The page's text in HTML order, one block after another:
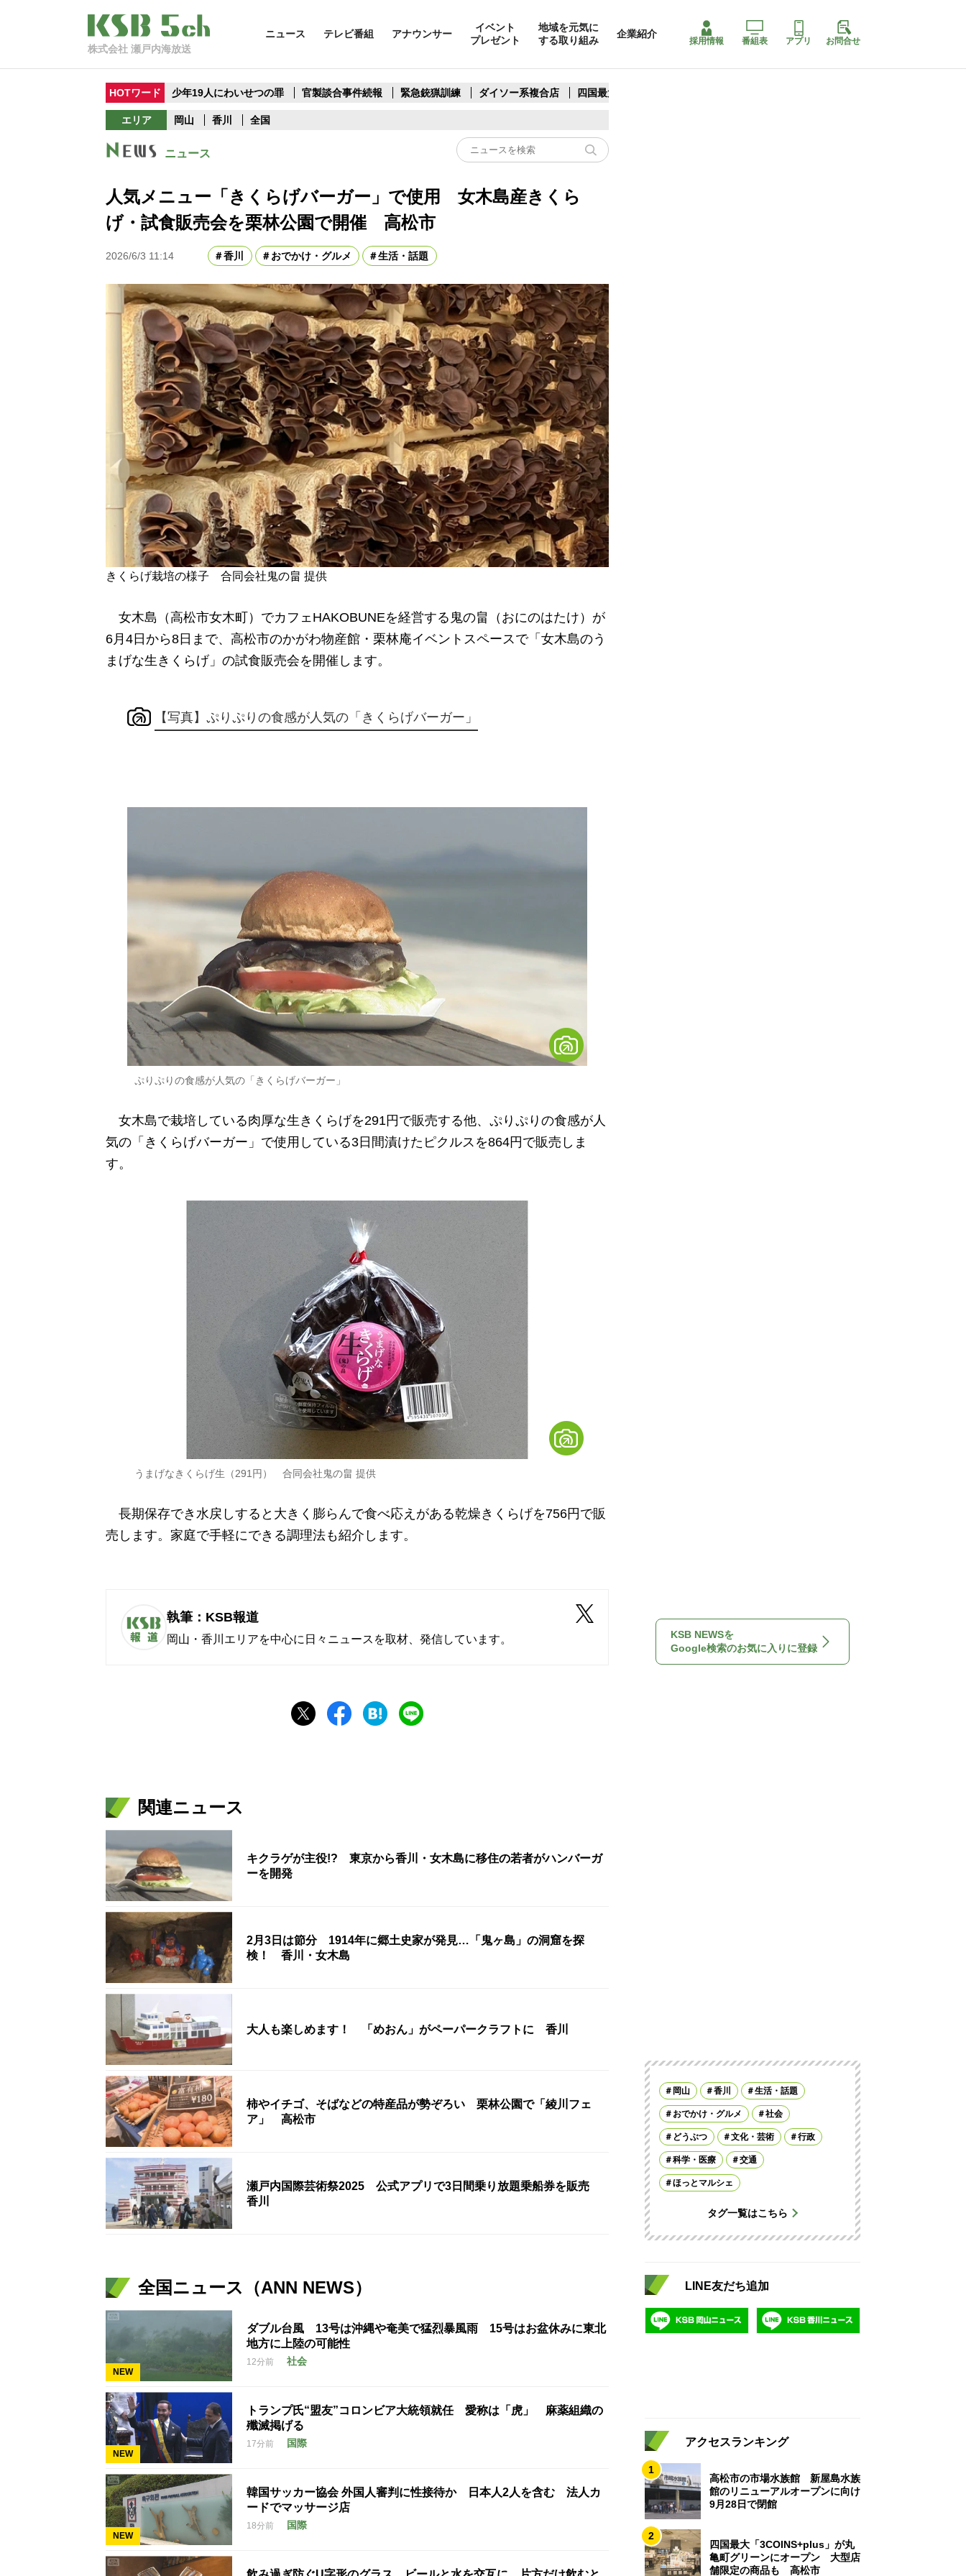
株式会社 瀬戸内海放送
ニュース テレビ番組 アナウンサー
イベント
プレゼント
地域を元気に
する取り組み
企業紹介
採用情報 番組表 アプリ お問合せ
HOTワード 少年19人にわいせつの罪 官製談合事件続報 緊急銃猟訓練 ダイソー系複合店 四国最大スリコ
エリア 岡山 香川 全国
ニュース
人気メニュー「きくらげバーガー」で使用 女木島産きくら
げ・試食販売会を栗林公園で開催 高松市
2026/6/3 11:14 香川 おでかけ・グルメ 生活・話題
きくらげ栽培の様子 合同会社鬼の畠 提供
女木島（高松市女木町）でカフェHAKOBUNEを経営する鬼の畠（おにのはたけ）が
6月4日から8日まで、高松市のかがわ物産館・栗林庵イベントスペースで「女木島のう
まげな生きくらげ」の試食販売会を開催します。
【写真】ぷりぷりの食感が人気の「きくらげバーガー」
ぷりぷりの食感が人気の「きくらげバーガー」
女木島で栽培している肉厚な生きくらげを291円で販売する他、ぷりぷりの食感が人
気の「きくらげバーガー」で使用している3日間漬けたピクルスを864円で販売しま
す。
うまげなきくらげ生（291円） 合同会社鬼の畠 提供
長期保存でき水戻しすると大きく膨らんで食べ応えがある乾燥きくらげを756円で販
売します。家庭で手軽にできる調理法も紹介します。
執筆：KSB報道
岡山・香川エリアを中心に日々ニュースを取材、発信しています。
関連ニュース
キクラゲが主役!? 東京から香川・女木島に移住の若者がハンバーガ
ーを開発
2月3日は節分 1914年に郷土史家が発見…「鬼ヶ島」の洞窟を探
検！ 香川・女木島
大人も楽しめます！ 「めおん」がペーパークラフトに 香川
柿やイチゴ、そばなどの特産品が勢ぞろい 栗林公園で「綾川フェ
ア」 高松市
瀬戸内国際芸術祭2025 公式アプリで3日間乗り放題乗船券を販売
香川
全国ニュース（ANN NEWS）
NEW
ダブル台風 13号は沖縄や奄美で猛烈暴風雨 15号はお盆休みに東北
地方に上陸の可能性
12分前 社会
NEW
トランプ氏“盟友”コロンビア大統領就任 愛称は「虎」 麻薬組織の
殲滅掲げる
17分前 国際
NEW
韓国サッカー協会 外国人審判に性接待か 日本人2人を含む 法人カ
ードでマッサージ店
18分前 国際
KSB NEWSを
Google検索のお気に入りに登録
岡山 香川 生活・話題
おでかけ・グルメ 社会
どうぶつ 文化・芸術 行政
科学・医療 交通
ほっとマルシェ
タグ一覧はこちら
LINE友だち追加
アクセスランキング
1
高松市の市場水族館 新屋島水族
館のリニューアルオープンに向け
9月28日で閉館
2
四国最大「3COINS+plus」が丸
亀町グリーンにオープン 大型店
舗限定の商品も 高松市